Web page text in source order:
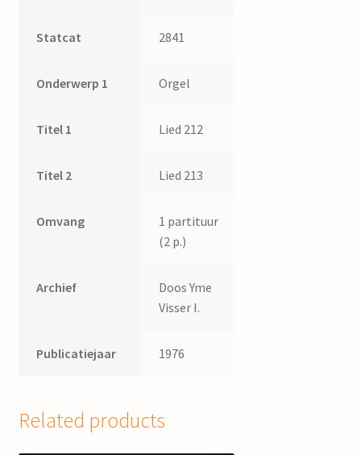
Statcat 2841
Onderwerp 1 Orgel
Titel 1 Lied 212
Titel 2 Lied 213
Omvang
1 partituur
(2 p.)
Archief
Doos Yme
Visser I.
Publicatiejaar 1976
Related products